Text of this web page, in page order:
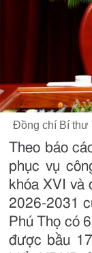
Đồng chí Bí thư
Theo báo
phục vụ
khóa XVI và
2026-2031
Phú Thọ có
được bầu